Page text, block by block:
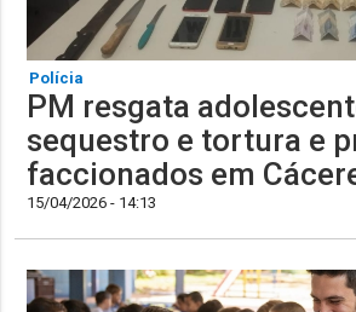
Polícia
PM resgata
sequestro e tortura e
faccionados em
15/04/2026 - 14:13